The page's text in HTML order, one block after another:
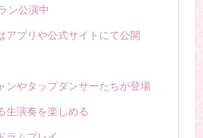
ン公演中
プリや公式サイトにて公開
ンやタップダンサーたちが登場
生演奏を楽しめる